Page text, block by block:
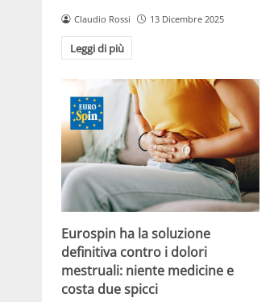
Claudio Rossi 13 Dicembre 2025
Leggi di più
Eurospin ha la soluzione
definitiva contro i dolori
mestruali: niente medicine e
costa due spicci